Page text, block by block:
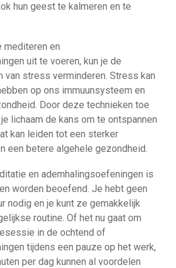
hun geest te kalmeren en te
mediteren en
uit te voeren, kun je de
van stress verminderen. Stress kan
op ons immuunsysteem en
Door deze technieken toe
lichaam de kans om te ontspannen
kan leiden tot een sterker
een betere algehele gezondheid.
en ademhalingsoefeningen is
worden beoefend. Je hebt geen
nodig en je kunt ze gemakkelijk
routine. Of het nu gaat om
in de ochtend of
tijdens een pauze op het werk,
per dag kunnen al voordelen